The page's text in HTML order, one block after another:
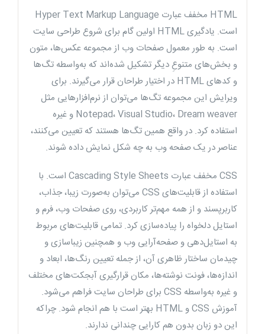
HTML مخفف عبارت Hyper Text Markup Language
است. یادگیری HTML اولین گام برای شروع طراحی سایت
است. به طور معمول صفحات وب از مجموعه عکس‌ها، متون
و بخش‌های متنوعِ دیگر تشکیل شده‌اند که به‌واسطه تگ‌ها
و کدهای HTML در اختیار طراحان قرار می‌گیرند. برای
ویرایش این مجموعه تگ‌ها می‌توان از نرم‌افزارهایی مثل
Notepad، Visual Studio، Dream weaver و غیره
استفاده کرد. در واقع همین تگ‌ها هستند که تعیین می‌کنند،
عناصر در یک صفحه وب به چه شکل نمایش داده شوند.
CSS مخفف عبارت Cascading Style Sheets است. با
استفاده از قابلیت‌های CSS می‌توان به‌صورت زیبا، جذاب،
کاربر‌پسند و از همه مهم‌تر کاربردی، روی صفحات وب، فرم و
استایل دلخواه را پیاده‌سازی کرد. تمامی قابلیت‌های مربوط
به استایل‌دهی و صفحه‌آرایی وب و همچنین زیباسازی و
چیدمان ساختار ظاهری آن، از جمله تعیین رنگ‌ها، ابعاد و
اندازه‌ها، فونت نوشته‌ها، مکان قرارگیری آبجکت‌های مختلف
و غیره به‌واسطه CSS برای طراحان سایت فراهم می‌شود.
آموزش CSS و HTML بهتر است با هم انجام شود. چراکه
این دو زبان بدون هم کارایی چندانی ندارند.